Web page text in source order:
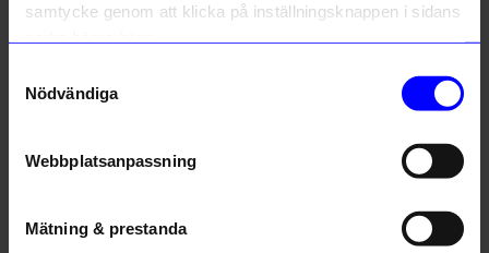
samtycke genom att klicka på inställningsknappen i sidans
Nödvändiga
Webbplatsanpassning
Mätning & prestandaAndra köpte även